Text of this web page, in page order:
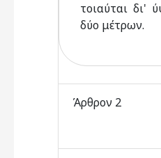
τοιαύται δι'
δύο μέτρων.
Άρθρον 2